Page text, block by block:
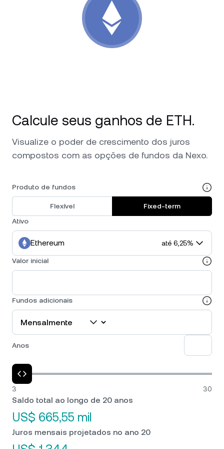
NEXO
XRP XRP 0,83%
Solana SOL 1,30%
0,30%
Explore todos os ativos
Calcule seus ganhos de ETH.
Visualize o poder de crescimento dos juros
compostos com as opções de fundos da Nexo.
Produto de fundos
Flexível
Fixed-term
Ativo
Ethereum até 6,25%
Valor inicial
Fundos adicionais
Anos
3 30
Saldo total ao longo de 20 anos
US$ 665,55 mil
Juros mensais projetados no ano 20